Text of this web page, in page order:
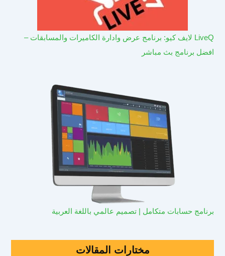
LiveQ لايف كيو: برنامج عرض وادارة الكاميرات والمسابقات –
افضل برنامج بث مباشر
برنامج حسابات متكامل | تصميم عالمي باللغة العربية
مختارات المقالات